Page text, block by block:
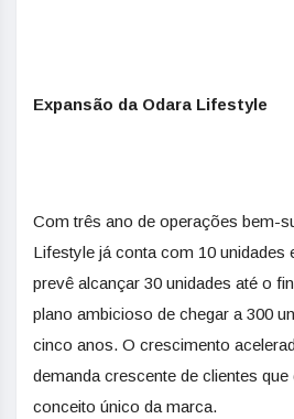
Expansão da Odara Lifestyle
Com três ano de operações bem-
Lifestyle já conta com 10 unidades
prevê alcançar 30 unidades até o
plano ambicioso de chegar a 300
cinco anos. O crescimento
demanda crescente de clientes
conceito único da marca.